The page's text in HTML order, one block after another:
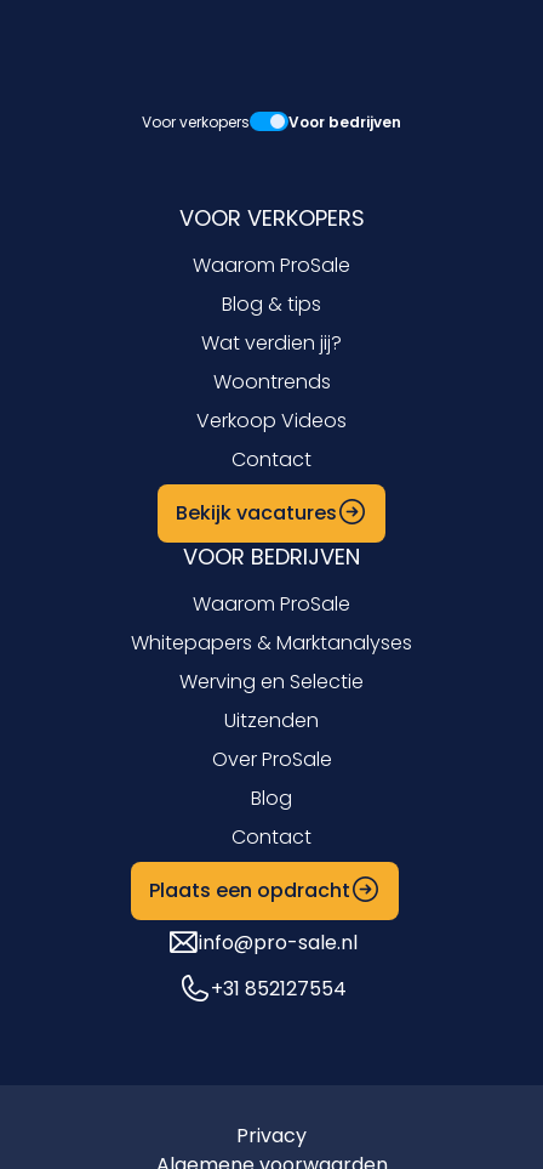
Voor verkopers Voor bedrijven
VOOR VERKOPERS
Waarom ProSale
Blog & tips
Wat verdien jij?
Woontrends
Verkoop Videos
Contact
Bekijk vacatures
VOOR BEDRIJVEN
Waarom ProSale
Whitepapers & Marktanalyses
Werving en Selectie
Uitzenden
Over ProSale
Blog
Contact
Plaats een opdracht
info@pro-sale.nl
+31 852127554
Privacy